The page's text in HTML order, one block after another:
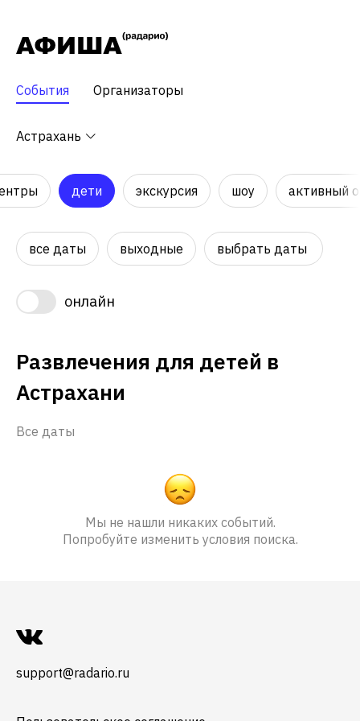
События Организаторы
Астрахань
дети экскурсия шоу активный
все даты выходные выбрать даты
онлайн
Развлечения для детей в
Астрахани
Все даты
Мы не нашли никаких событий.
Попробуйте изменить условия поиска.
support@radario.ru